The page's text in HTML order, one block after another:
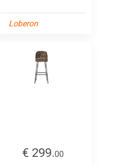
Loberon
€ 299.00